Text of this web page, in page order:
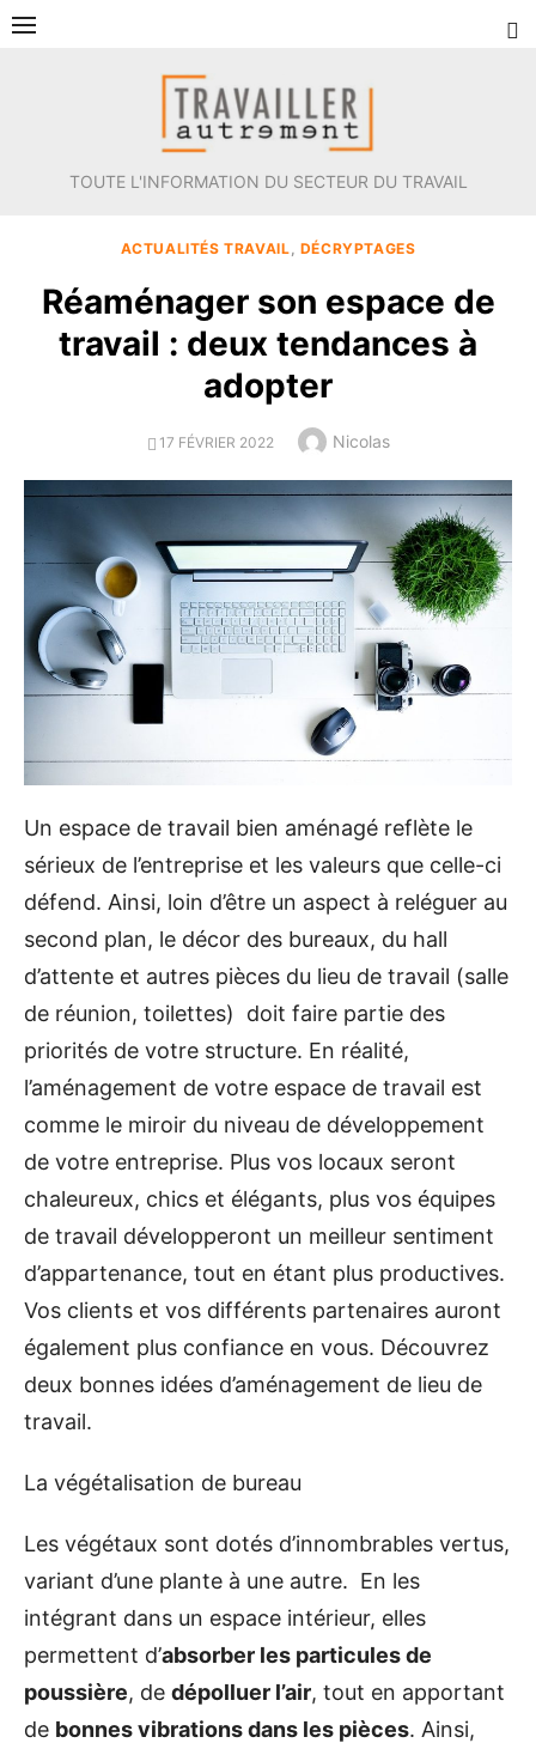
Aller
TOUTE L'INFORMATION DU SECTEUR DU TRAVAIL
ACTUALITÉS TRAVAIL DÉCRYPTAGES
Réaménager son espace de
travail : deux tendances à
adopter
POSTED
17 FÉVRIER 2022 Author
Nicolas
Un espace de travail bien aménagé reflète le
sérieux de l’entreprise et les valeurs que celle-ci
défend. Ainsi, loin d’être un aspect à reléguer au
second plan, le décor des bureaux, du hall
d’attente et autres pièces du lieu de travail (salle
de réunion, toilettes) doit faire partie des
priorités de votre structure. En réalité,
l’aménagement de votre espace de travail est
comme le miroir du niveau de développement
de votre entreprise. Plus vos locaux seront
chaleureux, chics et élégants, plus vos équipes
de travail développeront un meilleur sentiment
d’appartenance, tout en étant plus productives.
Vos clients et vos différents partenaires auront
également plus confiance en vous. Découvrez
deux bonnes idées d’aménagement de lieu de
travail.
La végétalisation de bureau
Les végétaux sont dotés d’innombrables vertus,
variant d’une plante à une autre. En les
intégrant dans un espace intérieur, elles
permettent d’absorber les particules de
poussière, de dépolluer l’air, tout en apportant
de bonnes vibrations dans les pièces. Ainsi,